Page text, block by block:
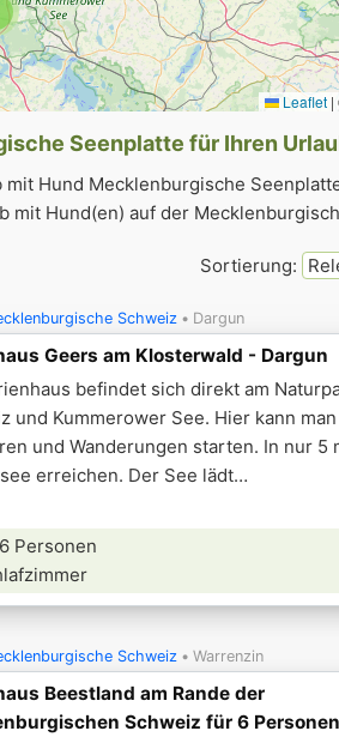
Leaflet |
Seenplatte für Ihren
Hund Mecklenburgische
mit Hund(en) auf der
Sortierung:
Schweiz Dargun
Geers am Klosterwald - Dargun
befindet sich direkt am
und Kummerower See. Hier kann
und Wanderungen starten. In nur 5
erreichen. Der See lädt
Personen
Schweiz Warrenzin
Beestland am Rande der
Schweiz für 6 Personen